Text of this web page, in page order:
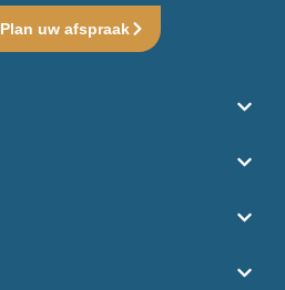
Plan uw afspraak